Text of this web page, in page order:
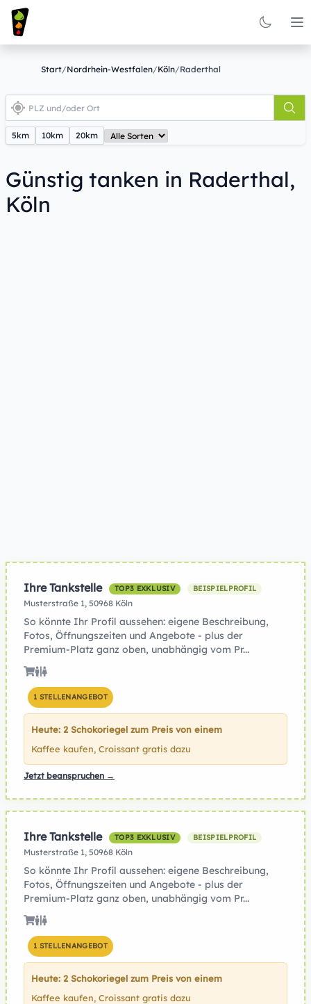
Start/Nordrhein-Westfalen/Köln/Raderthal
5km 10km 20km
Günstig tanken in Raderthal,
Köln
Ihre Tankstelle TOP3 EXKLUSIV BEISPIELPROFIL
Musterstraße 1, 50968 Köln
So könnte Ihr Profil aussehen: eigene Beschreibung,
Fotos, Öffnungszeiten und Angebote - plus der
Premium-Platz ganz oben, unabhängig vom Pr...
1 STELLENANGEBOT
Heute: 2 Schokoriegel zum Preis von einem
Kaffee kaufen, Croissant gratis dazu
Jetzt beanspruchen →
Ihre Tankstelle TOP3 EXKLUSIV BEISPIELPROFIL
Musterstraße 1, 50968 Köln
So könnte Ihr Profil aussehen: eigene Beschreibung,
Fotos, Öffnungszeiten und Angebote - plus der
Premium-Platz ganz oben, unabhängig vom Pr...
1 STELLENANGEBOT
Heute: 2 Schokoriegel zum Preis von einem
Kaffee kaufen, Croissant gratis dazu